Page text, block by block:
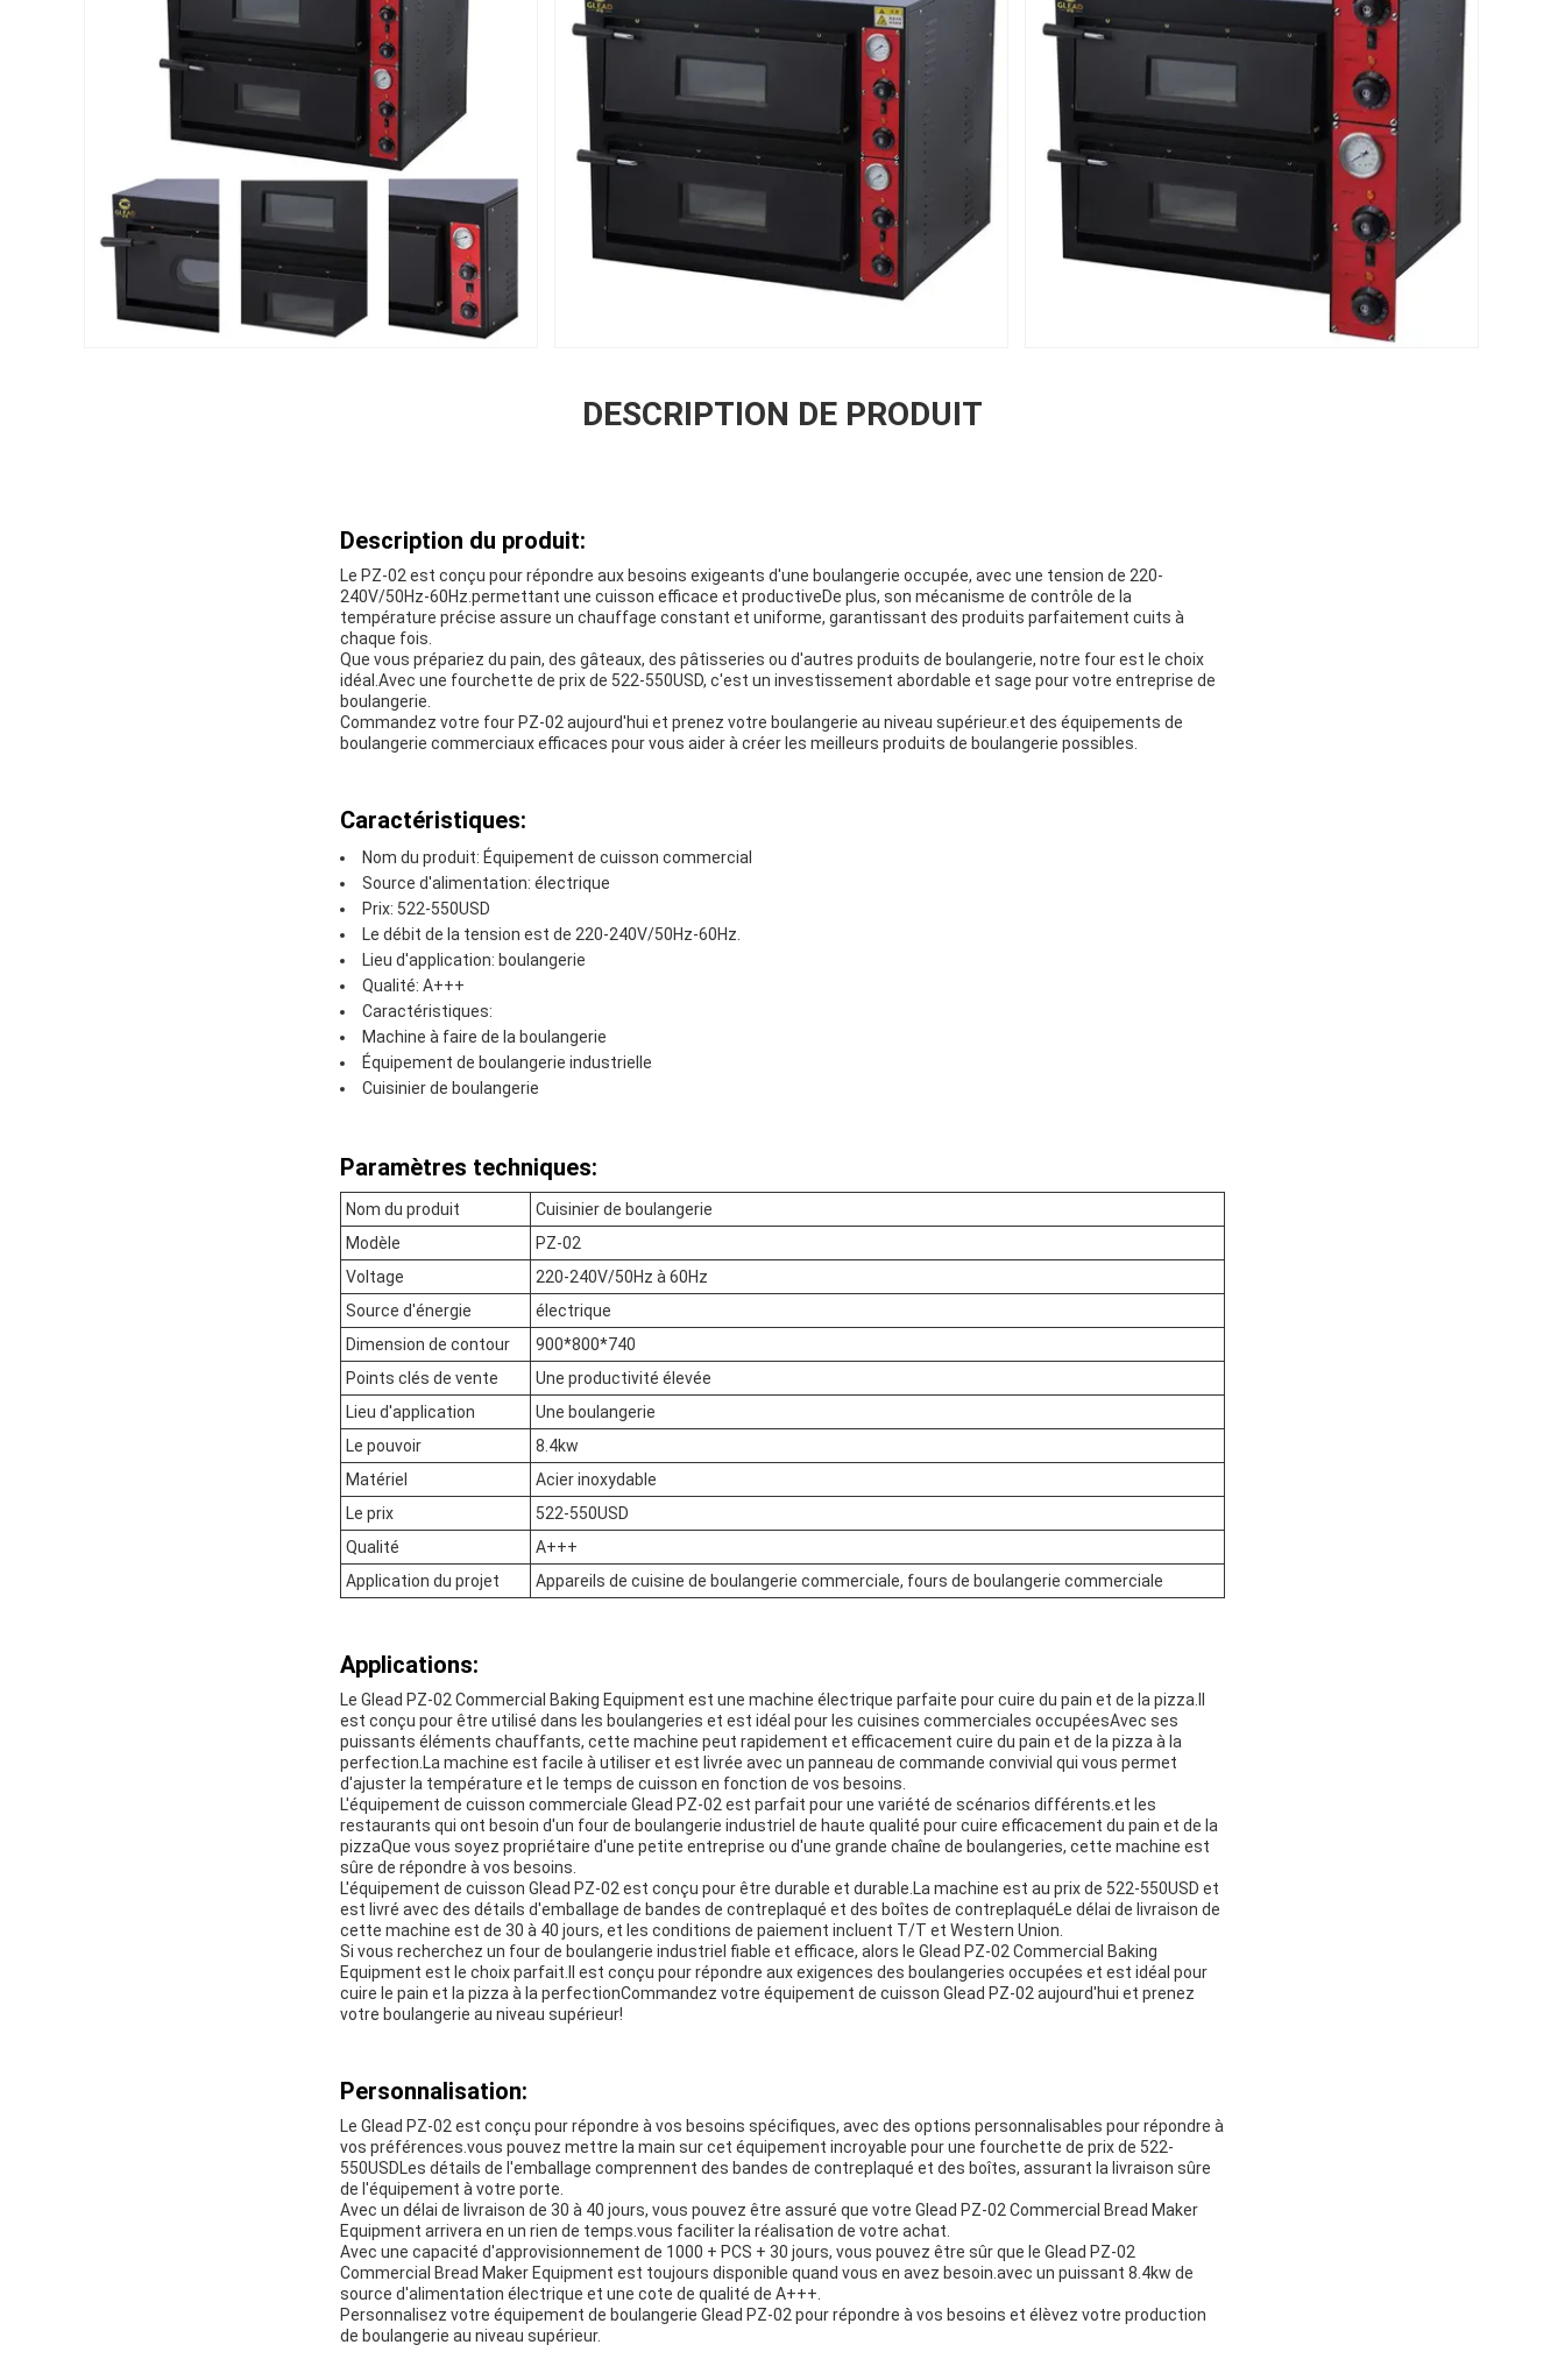
DESCRIPTION DE PRODUIT
Description du produit:
Le PZ-02 est conçu pour répondre aux besoins exigeants d'une boulangerie occupée, avec une tension de 220-
240V/50Hz-60Hz.permettant une cuisson efficace et productiveDe plus, son mécanisme de contrôle de la
température précise assure un chauffage constant et uniforme, garantissant des produits parfaitement cuits à
chaque fois.
Que vous prépariez du pain, des gâteaux, des pâtisseries ou d'autres produits de boulangerie, notre four est le choix
idéal.Avec une fourchette de prix de 522-550USD, c'est un investissement abordable et sage pour votre entreprise de
boulangerie.
Commandez votre four PZ-02 aujourd'hui et prenez votre boulangerie au niveau supérieur.et des équipements de
boulangerie commerciaux efficaces pour vous aider à créer les meilleurs produits de boulangerie possibles.
Caractéristiques:
Nom du produit: Équipement de cuisson commercial
Source d'alimentation: électrique
Prix: 522-550USD
Le débit de la tension est de 220-240V/50Hz-60Hz.
Lieu d'application: boulangerie
Qualité: A+++
Caractéristiques:
Machine à faire de la boulangerie
Équipement de boulangerie industrielle
Cuisinier de boulangerie
Paramètres techniques:
Nom du produit
Cuisinier de boulangerie
Modèle
PZ-02
Voltage
220-240V/50Hz à 60Hz
Source d'énergie
électrique
Dimension de contour
900*800*740
Points clés de vente
Une productivité élevée
Lieu d'application
Une boulangerie
Le pouvoir
8.4kw
Matériel
Acier inoxydable
Le prix
522-550USD
Qualité
A+++
Application du projet
Appareils de cuisine de boulangerie commerciale, fours de boulangerie commerciale
Applications:
Le Glead PZ-02 Commercial Baking Equipment est une machine électrique parfaite pour cuire du pain et de la pizza.Il
est conçu pour être utilisé dans les boulangeries et est idéal pour les cuisines commerciales occupéesAvec ses
puissants éléments chauffants, cette machine peut rapidement et efficacement cuire du pain et de la pizza à la
perfection.La machine est facile à utiliser et est livrée avec un panneau de commande convivial qui vous permet
d'ajuster la température et le temps de cuisson en fonction de vos besoins.
L'équipement de cuisson commerciale Glead PZ-02 est parfait pour une variété de scénarios différents.et les
restaurants qui ont besoin d'un four de boulangerie industriel de haute qualité pour cuire efficacement du pain et de la
pizzaQue vous soyez propriétaire d'une petite entreprise ou d'une grande chaîne de boulangeries, cette machine est
sûre de répondre à vos besoins.
L'équipement de cuisson Glead PZ-02 est conçu pour être durable et durable.La machine est au prix de 522-550USD et
est livré avec des détails d'emballage de bandes de contreplaqué et des boîtes de contreplaquéLe délai de livraison de
cette machine est de 30 à 40 jours, et les conditions de paiement incluent T/T et Western Union.
Si vous recherchez un four de boulangerie industriel fiable et efficace, alors le Glead PZ-02 Commercial Baking
Equipment est le choix parfait.Il est conçu pour répondre aux exigences des boulangeries occupées et est idéal pour
cuire le pain et la pizza à la perfectionCommandez votre équipement de cuisson Glead PZ-02 aujourd'hui et prenez
votre boulangerie au niveau supérieur!
Personnalisation:
Le Glead PZ-02 est conçu pour répondre à vos besoins spécifiques, avec des options personnalisables pour répondre à
vos préférences.vous pouvez mettre la main sur cet équipement incroyable pour une fourchette de prix de 522-
550USDLes détails de l'emballage comprennent des bandes de contreplaqué et des boîtes, assurant la livraison sûre
de l'équipement à votre porte.
Avec un délai de livraison de 30 à 40 jours, vous pouvez être assuré que votre Glead PZ-02 Commercial Bread Maker
Equipment arrivera en un rien de temps.vous faciliter la réalisation de votre achat.
Avec une capacité d'approvisionnement de 1000 + PCS + 30 jours, vous pouvez être sûr que le Glead PZ-02
Commercial Bread Maker Equipment est toujours disponible quand vous en avez besoin.avec un puissant 8.4kw de
source d'alimentation électrique et une cote de qualité de A+++.
Personnalisez votre équipement de boulangerie Glead PZ-02 pour répondre à vos besoins et élèvez votre production
de boulangerie au niveau supérieur.